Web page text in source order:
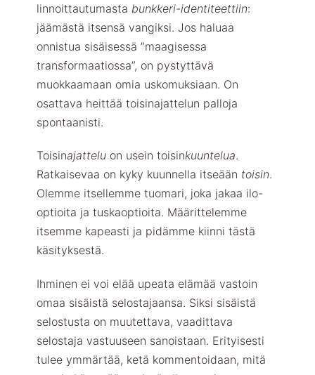
linnoittautumasta bunkkeri-identiteettiin:
jäämästä itsensä vangiksi. Jos haluaa
onnistua sisäisessä ”maagisessa
transformaatiossa”, on pystyttävä
muokkaamaan omia uskomuksiaan. On
osattava heittää toisinajattelun palloja
spontaanisti.
Toisinajattelu on usein toisinkuuntelua.
Ratkaisevaa on kyky kuunnella itseään toisin.
Olemme itsellemme tuomari, joka jakaa ilo-
optioita ja tuskaoptioita. Määrittelemme
itsemme kapeasti ja pidämme kiinni tästä
käsityksestä.
Ihminen ei voi elää upeata elämää vastoin
omaa sisäistä selostajaansa. Siksi sisäistä
selostusta on muutettava, vaadittava
selostaja vastuuseen sanoistaan. Erityisesti
tulee ymmärtää, ketä kommentoidaan, mitä